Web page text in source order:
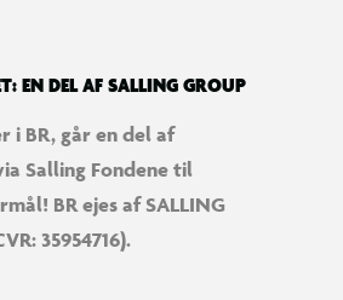
EN DEL AF SALLING GROUP
i BR, går en del af
Salling Fondene til
BR ejes af SALLING
35954716).